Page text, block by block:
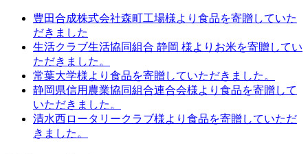
豊田合成株式会社森町工場様より食品を寄贈していた
だきました
生活クラブ生活協同組合 静岡 様よりお米を寄贈してい
ただきました。
常葉大学様より食品を寄贈していただきました。
静岡県信用農業協同組合連合会様より食品を寄贈して
いただきました。
清水西ロータリークラブ様より食品を寄贈していただ
きました。